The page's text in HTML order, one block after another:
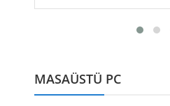
MASAÜSTÜ PC